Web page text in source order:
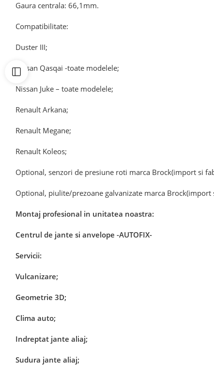
Gaura centrala: 66,1mm.
Compatibilitate:
Duster III;
Nissan Qasqai -toate modelele;
Nissan Juke – toate modelele;
Renault Arkana;
Renault Megane;
Renault Koleos;
Optional, senzori de presiune roti marca Brock(import si
Optional, piulite/prezoane galvanizate marca
Montaj profesional in unitatea noastra:
Centrul de jante si anvelope -AUTOFIX-
Servicii:
Vulcanizare;
Geometrie 3D;
Clima auto;
Indreptat jante aliaj;
Sudura jante aliaj;